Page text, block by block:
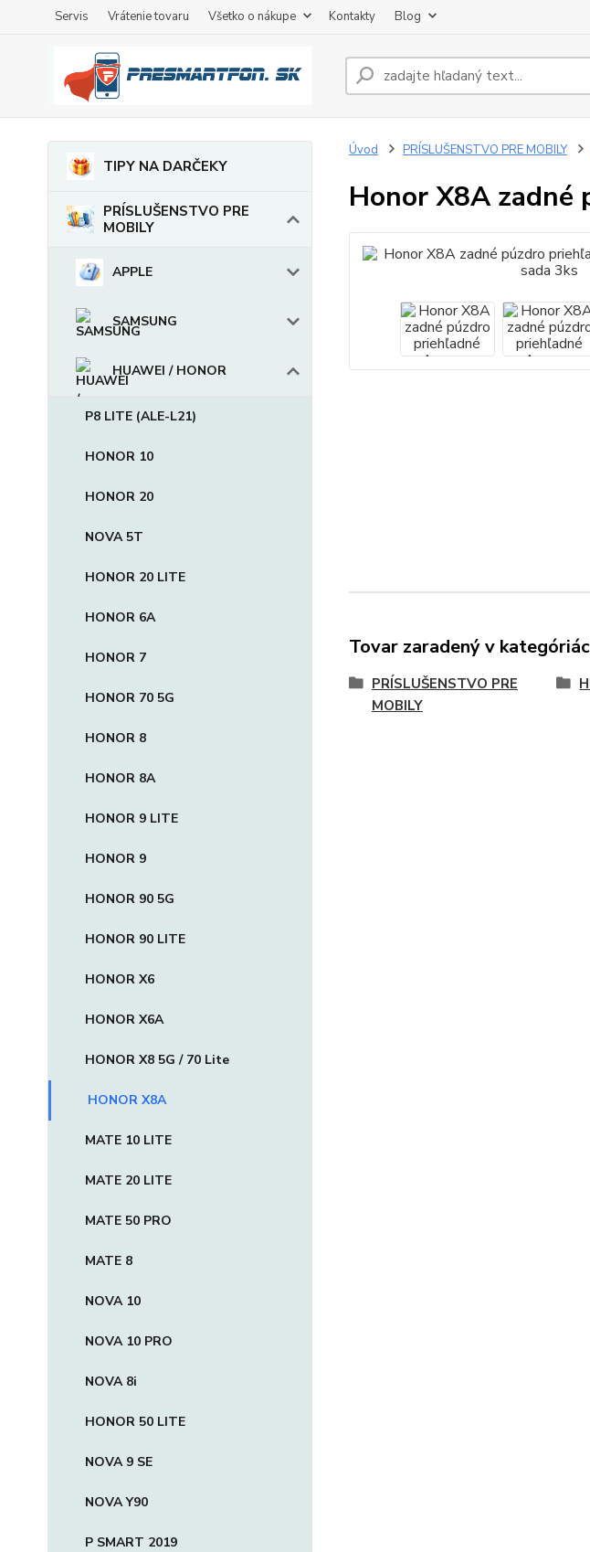
Servis Vrátenie tovaru Všetko o nákupe Kontakty Blog
TIPY NA DARČEKY
PRÍSLUŠENSTVO PRE
MOBILY
APPLE
SAMSUNG
HUAWEI / HONOR
P8 LITE (ALE-L21)
HONOR 10
HONOR 20
NOVA 5T
HONOR 20 LITE
HONOR 6A
HONOR 7
HONOR 70 5G
HONOR 8
HONOR 8A
HONOR 9 LITE
HONOR 9
HONOR 90 5G
HONOR 90 LITE
HONOR X6
HONOR X6A
HONOR X8 5G / 70 Lite
HONOR X8A
MATE 10 LITE
MATE 20 LITE
MATE 50 PRO
MATE 8
NOVA 10
NOVA 10 PRO
NOVA 8i
HONOR 50 LITE
NOVA 9 SE
NOVA Y90
P SMART 2019
Úvod PRÍSLUŠENSTVO PRE MOBILY
Honor X8A zadné
Tovar zaradený v
PRÍSLUŠENSTVO PRE
MOBILY